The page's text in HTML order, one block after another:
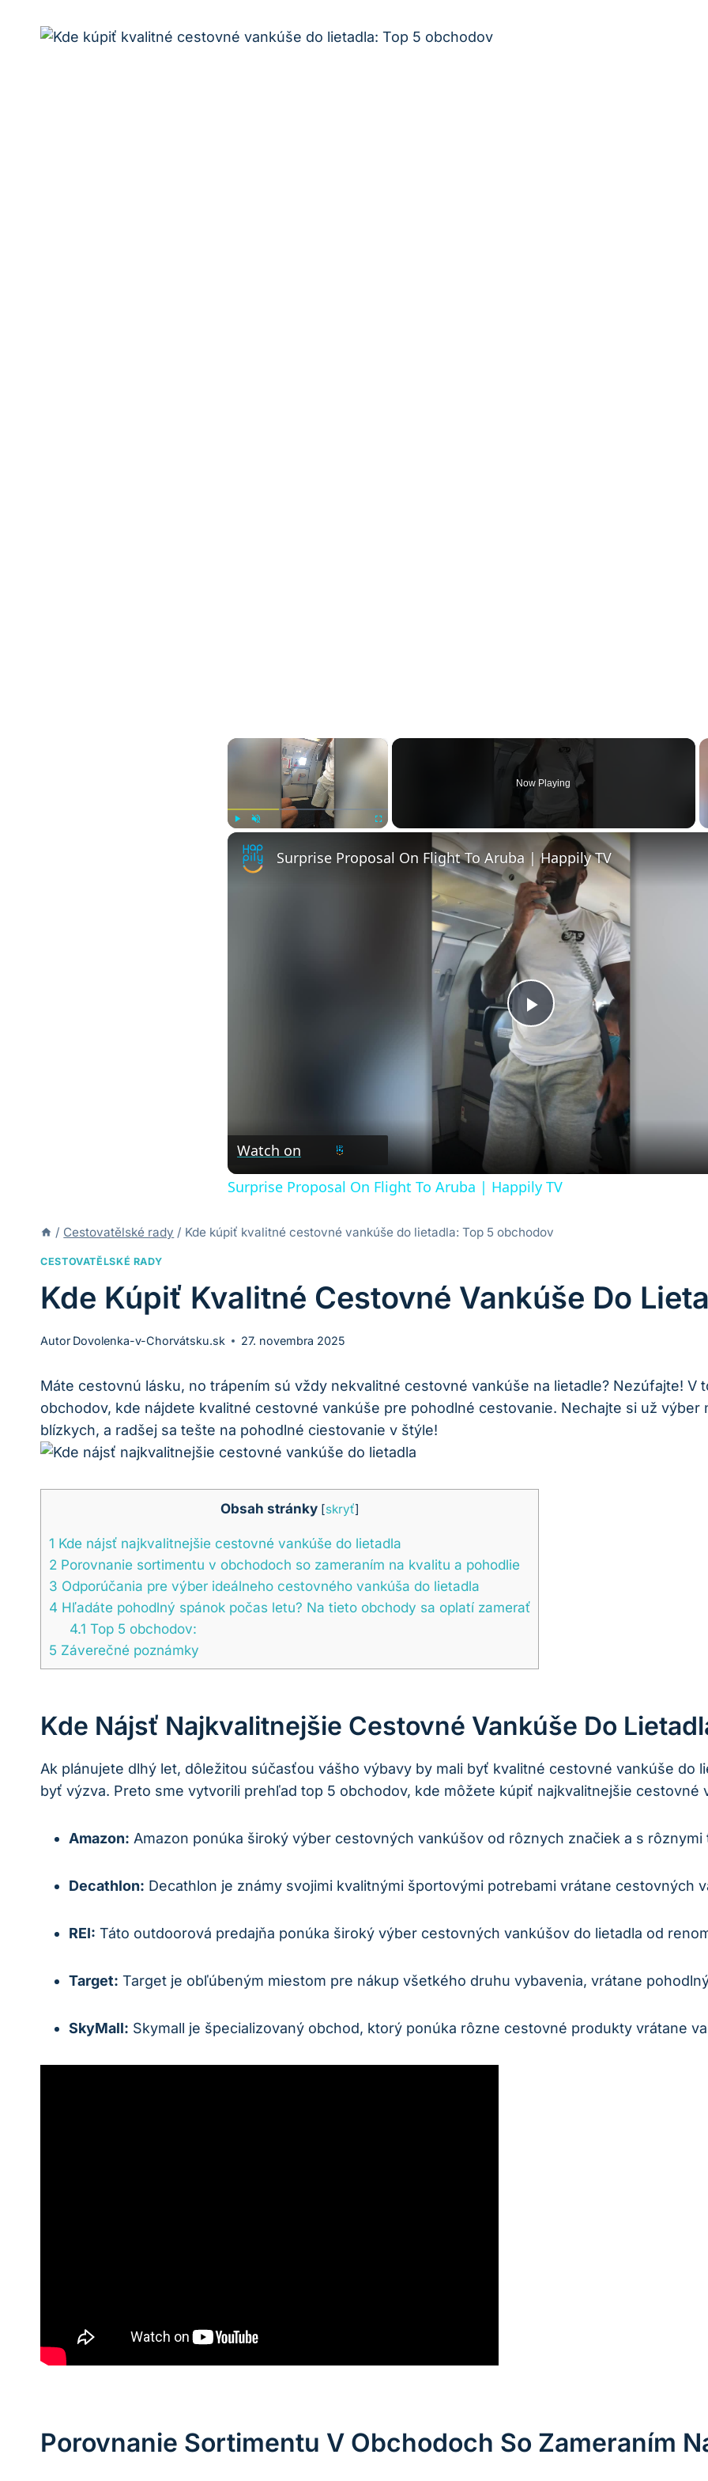
×
Now Playing
Play
Video
Surprise Proposal On Flight To Aruba | Happily TV
Watch on
Surprise Proposal On Flight To Aruba | Happily TV
/ Cestovatělské rady / Kde kúpiť kvalitné cestovné vankúše do lietadla: Top 5 obchodov
CESTOVATĚLSKÉ RADY
Kde Kúpiť Kvalitné Cestovné Vankúše Do
Autor Dovolenka-v-Chorvátsku.sk 27. novembra 2025
Máte cestovnú lásku, no trápením sú vždy nekvalitné cestovné vankúše na lietadle? Nezúfajte! V
obchodov, kde nájdete kvalitné cestovné vankúše pre pohodlné cestovanie. Nechajte si už
blízkych, a radšej sa tešte na pohodlné ciestovanie v štýle!
Obsah stránky [skryť]
1 Kde nájsť najkvalitnejšie cestovné vankúše do lietadla
2 Porovnanie sortimentu v obchodoch so zameraním na kvalitu a pohodlie
3 Odporúčania pre výber ideálneho cestovného vankúša do lietadla
4 Hľadáte pohodlný spánok počas letu? Na tieto obchody sa oplatí zamerať
4.1 Top 5 obchodov:
5 Záverečné poznámky
Kde Nájsť Najkvalitnejšie Cestovné Vankúše Do
Ak plánujete dlhý let, dôležitou súčasťou vášho výbavy by mali byť kvalitné cestovné vankúše do
byť výzva. Preto sme vytvorili prehľad top 5 obchodov, kde môžete kúpiť najkvalitnejšie cestovné
Amazon: Amazon ponúka široký výber cestovných vankúšov od rôznych značiek a s rôznymi
Decathlon: Decathlon je známy svojimi kvalitnými športovými potrebami vrátane cestovných
REI: Táto outdoorová predajňa ponúka široký výber cestovných vankúšov do lietadla od
Target: Target je obľúbeným miestom pre nákup všetkého druhu vybavenia, vrátane
SkyMall: Skymall je špecializovaný obchod, ktorý ponúka rôzne cestovné produkty vrátane
Porovnanie Sortimentu V Obchodoch So Zameraním